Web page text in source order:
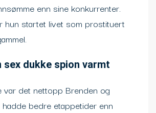
enn sine konkurrenter.
hun startet livet som prostituert
sex dukke spion varmt
var det nettopp Brenden og
bedre etappetider enn